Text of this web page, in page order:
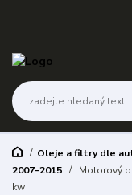
Oleje a filtry dle
2007-2015
Motorový
kw